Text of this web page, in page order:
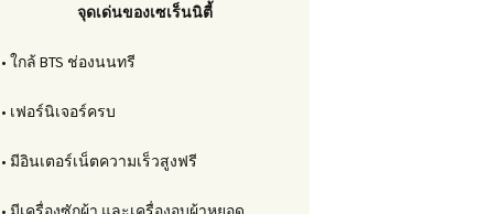
จุดเด่นของเซเร็นนิตี้
• ใกล้ BTS ช่องนนทรี
• เฟอร์นิเจอร์ครบ
• มีอินเตอร์เน็ตความเร็วสูงฟรี